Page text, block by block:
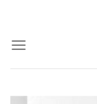
content